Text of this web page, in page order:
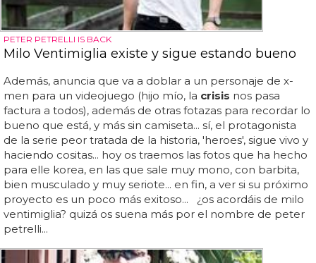
PETER PETRELLI IS BACK
Milo Ventimiglia existe y sigue estando bueno
Además, anuncia que va a doblar a un personaje de x-
men para un videojuego (hijo mío, la crisis nos pasa
factura a todos), además de otras fotazas para recordar lo
bueno que está, y más sin camiseta... sí, el protagonista
de la serie peor tratada de la historia, 'heroes', sigue vivo y
haciendo cositas... hoy os traemos las fotos que ha hecho
para elle korea, en las que sale muy mono, con barbita,
bien musculado y muy seriote... en fin, a ver si su próximo
proyecto es un poco más exitoso... ¿os acordáis de milo
ventimiglia? quizá os suena más por el nombre de peter
petrelli...